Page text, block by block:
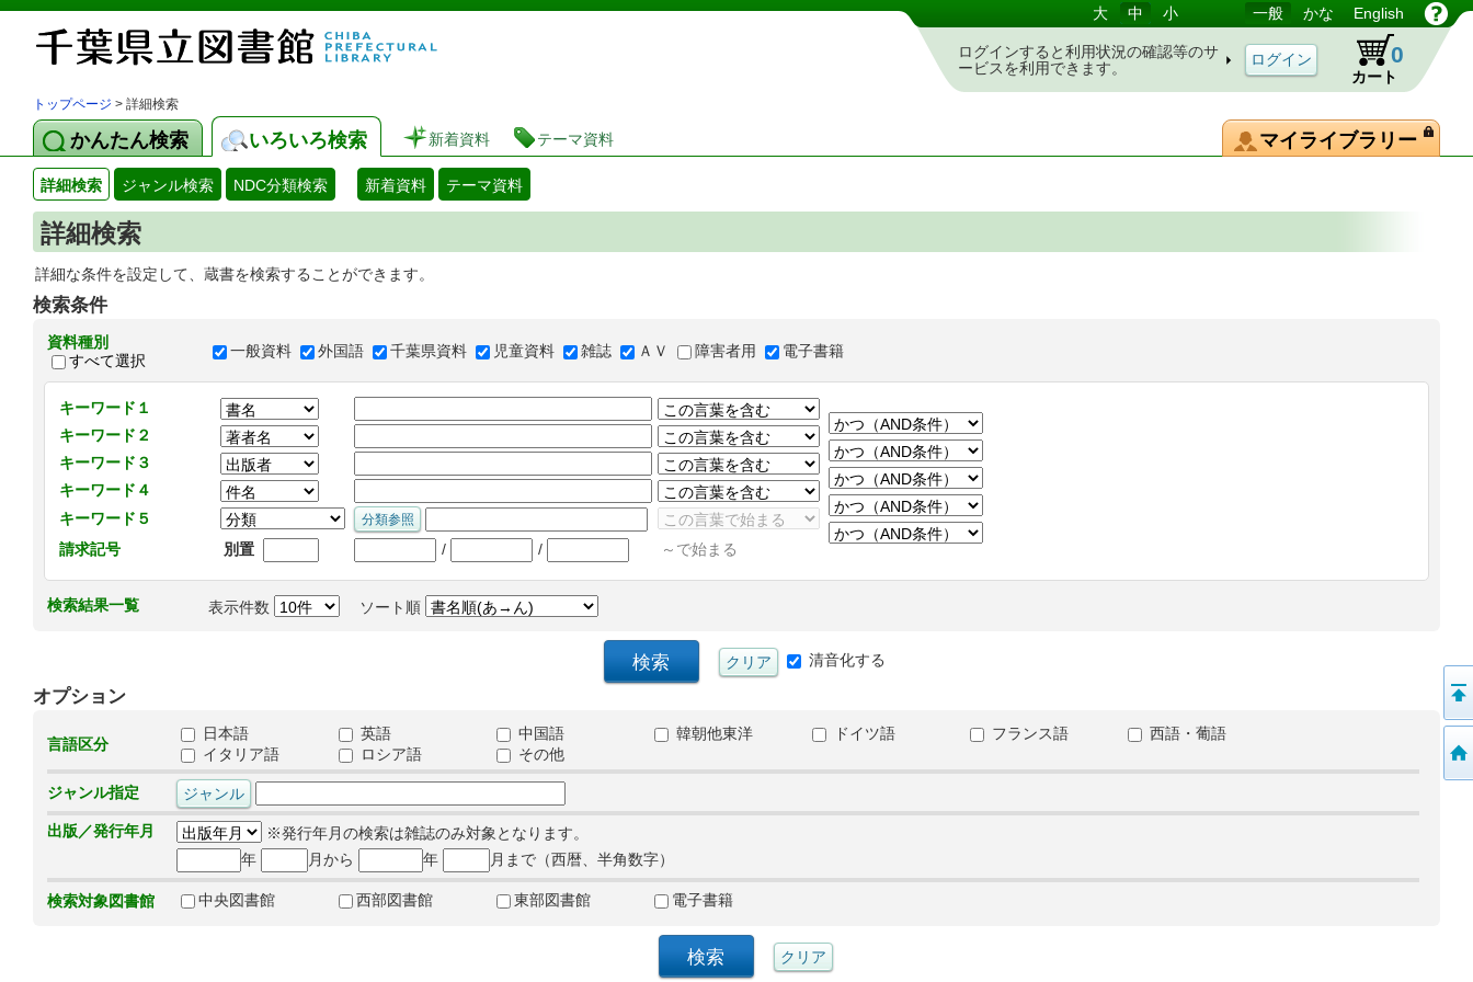
図書館 蔵書検索・予約システム 大 中 小 一般 かな English
ログインすると利用状況の確認等のサ
ービスを利用できます。
カート
0
トップページ > 詳細検索
かんたん検索 いろいろ検索 新着資料 テーマ資料 マイライブラリー
詳細検索 ジャンル検索 NDC分類検索 新着資料 テーマ資料
詳細検索
詳細な条件を設定して、蔵書を検索することができます。
検索条件
資料種別
すべて選択
一般資料 外国語 千葉県資料 児童資料 雑誌 ＡＶ 障害者用 電子書籍
キーワード１
キーワード２
キーワード３
キーワード４
キーワード５
請求記号
別置 / / ～で始まる
検索結果一覧 表示件数 ソート順
清音化する
オプション
言語区分
日本語 英語 中国語 韓朝他東洋 ドイツ語 フランス語
西語・葡語
イタリア語
ロシア語 その他
ジャンル指定
出版／発行年月
※発行年月の検索は雑誌のみ対象となります。
年
月から 年 月まで（西暦、半角数字）
検索対象図書館 中央図書館 西部図書館 東部図書館 電子書籍